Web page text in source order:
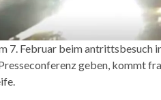
7. Februar beim antrittsbesuch
geben, kommt